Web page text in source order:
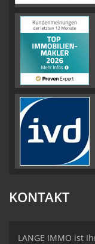
KONTAKT
LANGE IMMO ist